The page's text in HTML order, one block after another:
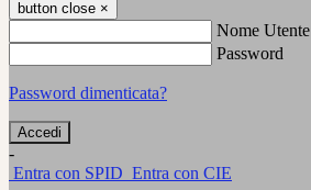
button close ×
Nome Utente
Password
Password dimenticata?
-
Entra con SPID Entra con CIE